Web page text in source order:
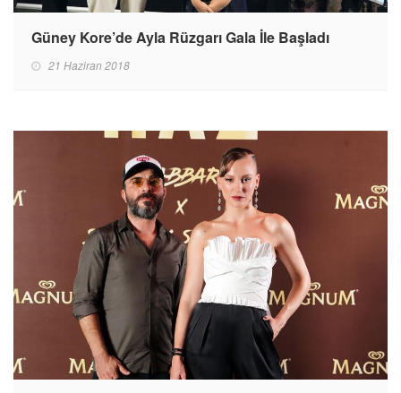
Güney Kore’de Ayla Rüzgarı Gala İle Başladı
21 Haziran 2018